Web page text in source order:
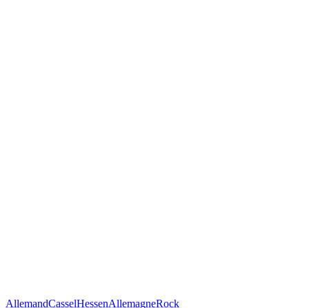
AllemandCasselHessenAllemagneRock